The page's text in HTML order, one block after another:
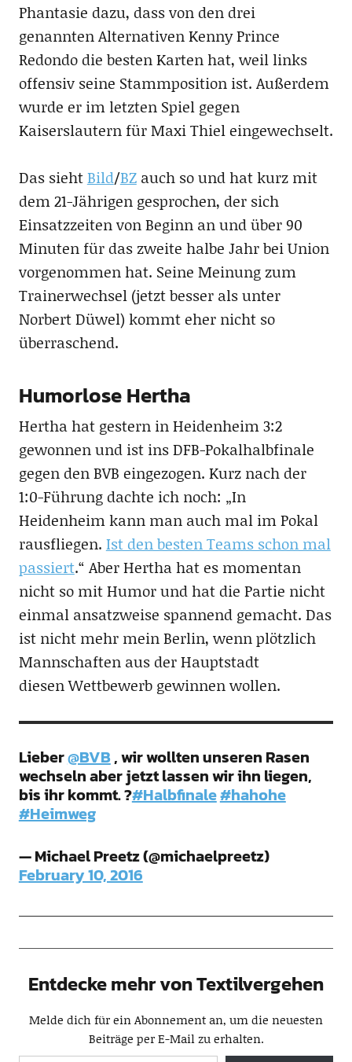
Phantasie dazu, dass von den drei
genannten Alternativen Kenny Prince
Redondo die besten Karten hat, weil links
offensiv seine Stammposition ist. Außerdem
wurde er im letzten Spiel gegen
Kaiserslautern für Maxi Thiel eingewechselt.
Das siehtBild/BZauch so und hat kurz mit
dem 21-Jährigen gesprochen, der sich
Einsatzzeiten von Beginn an und über 90
Minuten für das zweite halbe Jahr bei Union
vorgenommen hat. Seine Meinung zum
Trainerwechsel (jetzt besser als unter
Norbert Düwel) kommt eher nicht so
überraschend.
Humorlose Hertha
Hertha hat gestern in Heidenheim 3:2
gewonnen und ist ins DFB-Pokalhalbfinale
gegen den BVB eingezogen. Kurz nach der
1:0-Führung dachte ich noch: „In
Heidenheim kann man auch mal im Pokal
rausfliegen. Ist den besten Teams schon mal
passiert.“ Aber Hertha hat es momentan
nicht so mit Humor und hat die Partie nicht
einmal ansatzweise spannend gemacht. Das
ist nicht mehr mein Berlin, wenn plötzlich
Mannschaften aus der Hauptstadt
diesen Wettbewerb gewinnen wollen.
Lieber@BVB, wir wollten unseren Rasen
wechseln aber jetzt lassen wir ihn liegen,
bis ihr kommt. ?#Halbfinale#hahohe
#Heimweg
— Michael Preetz (@michaelpreetz)
February 10, 2016
Entdecke mehr von Textilvergehen
Melde dich für ein Abonnement an, um die neuesten
Beiträge per E-Mail zu erhalten.